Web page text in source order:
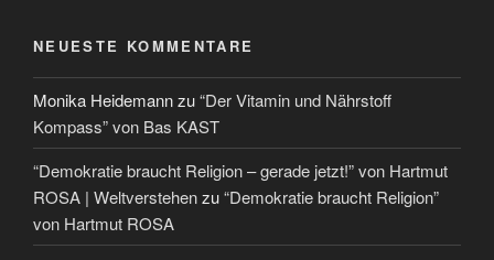
NEUESTE KOMMENTARE
Monika Heidemannzu“Der Vitamin und Nährstoff
Kompass” von Bas KAST
“Demokratie braucht Religion – gerade jetzt!” von Hartmut
ROSA | Weltverstehenzu“Demokratie braucht Religion”
von Hartmut ROSA